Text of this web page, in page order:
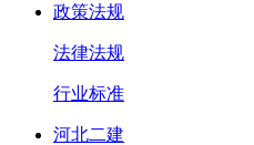
政策法规
法律法规
行业标准
河北二建